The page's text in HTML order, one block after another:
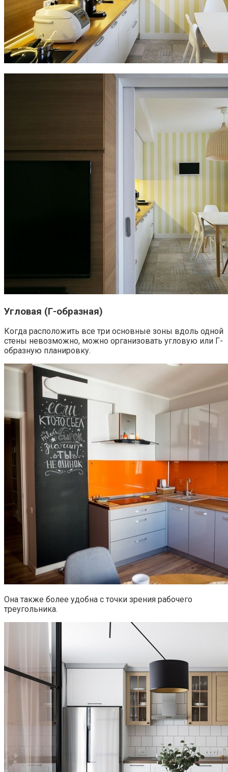
Угловая (Г-образная)
Когда расположить все три основные зоны вдоль одной
стены невозможно, можно организовать угловую или Г-
образную планировку.
Она также более удобна с точки зрения рабочего
треугольника.